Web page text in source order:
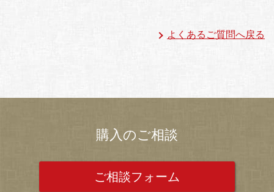
よくあるご質問へ戻る
購入のご相談
ご相談フォーム